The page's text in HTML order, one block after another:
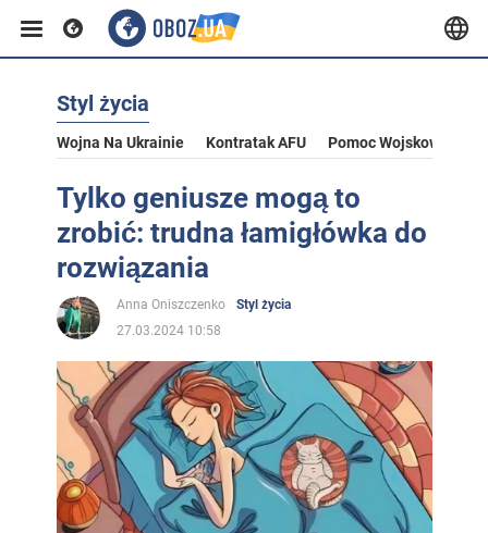
Styl życia
Wojna Na Ukrainie Kontratak AFU Pomoc Wojskowa Dla
Tylko geniusze mogą to
zrobić: trudna łamigłówka do
rozwiązania
Anna Oniszczenko
Styl życia
27.03.2024 10:58